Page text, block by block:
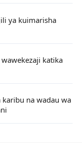
ya kuimarisha
katika
na wadau wa